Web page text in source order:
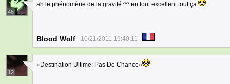
46
ah le phénomène de la gravité ^^ en tout excellent tout ça
Blood Wolf 10/21/2011 19:40:11
12
«Destination Ultime: Pas De Chance»